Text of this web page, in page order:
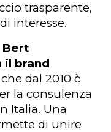
trasparente,
interesse.
il brand
dal 2010 è
la consulenza
Italia. Una
di unire